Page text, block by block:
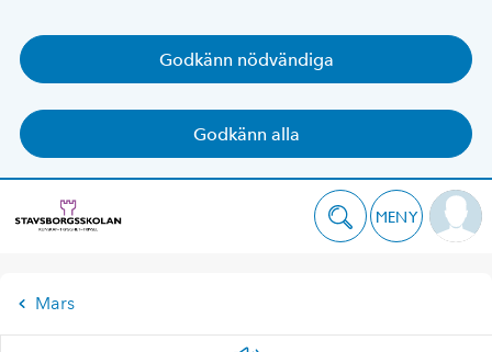
Godkänn nödvändiga
Godkänn alla
MENY
Mars